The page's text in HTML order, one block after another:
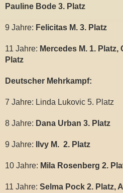
Pauline Bode 3. Platz
9 Jahre: Felicitas M. 3. Platz
11 Jahre: Mercedes M. 1.
Platz
Deutscher Mehrkampf:
7 Jahre: Linda Lukovic 5. Platz
8 Jahre: Dana Urban 3. Platz
9 Jahre: Ilvy M. 2. Platz
10 Jahre: Mila Rosenberg 2.
11 Jahre: Selma Pock 2. Platz,